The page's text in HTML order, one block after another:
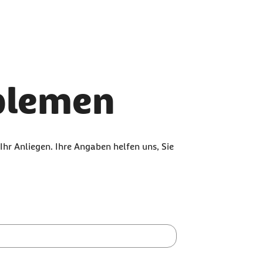
Anliegen. Ihre Angaben helfen uns, Sie